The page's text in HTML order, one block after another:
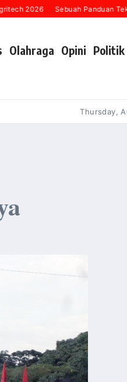
Sebuah Panduan Teknik
Olahraga Opini Politik
Thursday,